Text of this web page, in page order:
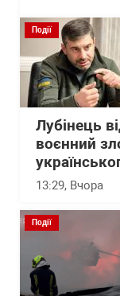
Події
Лубінець
воєнний
13:29, Вчора
Події